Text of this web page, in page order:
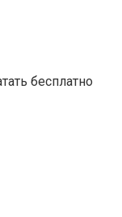
бесплатно